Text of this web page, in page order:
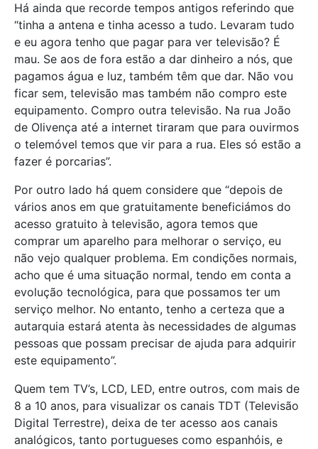
Há ainda que recorde tempos antigos referindo que
“tinha a antena e tinha acesso a tudo. Levaram tudo
e eu agora tenho que pagar para ver televisão? É
mau. Se aos de fora estão a dar dinheiro a nós, que
pagamos água e luz, também têm que dar. Não vou
ficar sem, televisão mas também não compro este
equipamento. Compro outra televisão. Na rua João
de Olivença até a internet tiraram que para ouvirmos
o telemóvel temos que vir para a rua. Eles só estão a
fazer é porcarias”.
Por outro lado há quem considere que “depois de
vários anos em que gratuitamente beneficiámos do
acesso gratuito à televisão, agora temos que
comprar um aparelho para melhorar o serviço, eu
não vejo qualquer problema. Em condições normais,
acho que é uma situação normal, tendo em conta a
evolução tecnológica, para que possamos ter um
serviço melhor. No entanto, tenho a certeza que a
autarquia estará atenta às necessidades de algumas
pessoas que possam precisar de ajuda para adquirir
este equipamento”.
Quem tem TV’s, LCD, LED, entre outros, com mais de
8 a 10 anos, para visualizar os canais TDT (Televisão
Digital Terrestre), deixa de ter acesso aos canais
analógicos, tanto portugueses como espanhóis, e